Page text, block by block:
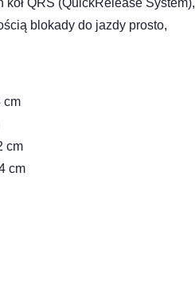
QRS (QuickRelease System),
blokady do jazdy prosto,
cm
cm
cm